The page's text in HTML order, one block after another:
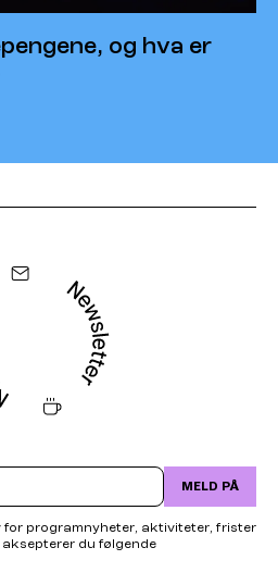
og hva er
MELD PÅ
for programnyheter, aktiviteter, frister
aksepterer du følgende